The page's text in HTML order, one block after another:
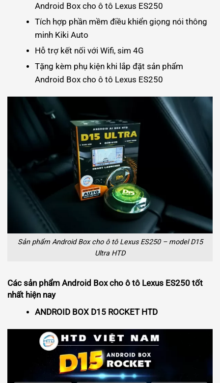
Android Box cho ô tô Lexus ES250
Tích hợp phần mềm điều khiển giọng nói thông
minh Kiki Auto
Hỗ trợ kết nối với Wifi, sim 4G
Tặng kèm phụ kiện khi lắp đặt sản phẩm
Android Box cho ô tô Lexus ES250
Sản phẩm Android Box cho ô tô Lexus ES250 – model D15
Ultra HTD
Các sản phẩm Android Box cho ô tô Lexus ES250 tốt
nhất hiện nay
ANDROID BOX D15 ROCKET HTD